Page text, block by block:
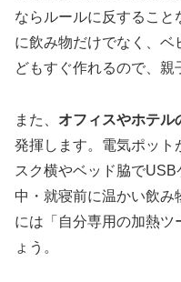
ならルールに反すること
に飲み物だけでなく、ベ
どもすぐ作れるので、親
また、 オフィスやホテル
発揮します。電気ポット
スク横やベッド脇で
中・就寝前に温かい飲み
には「自分専用の加熱ツ
ょう。